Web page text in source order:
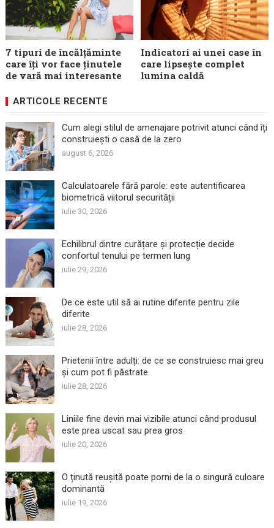
7 tipuri de încălțăminte
care îți vor face ținutele
de vară mai interesante
Indicatori ai unei case în
care lipsește complet
lumina caldă
ARTICOLE RECENTE
Cum alegi stilul de amenajare potrivit atunci când îți
construiești o casă de la zero
august 6, 2026
Calculatoarele fără parole: este autentificarea
biometrică viitorul securității
iulie 30, 2026
Echilibrul dintre curățare și protecție decide
confortul tenului pe termen lung
iulie 29, 2026
De ce este util să ai rutine diferite pentru zile
diferite
iulie 28, 2026
Prietenii între adulți: de ce se construiesc mai greu
și cum pot fi păstrate
iulie 28, 2026
Liniile fine devin mai vizibile atunci când produsul
este prea uscat sau prea gros
iulie 20, 2026
O ținută reușită poate porni de la o singură culoare
dominantă
iulie 19, 2026